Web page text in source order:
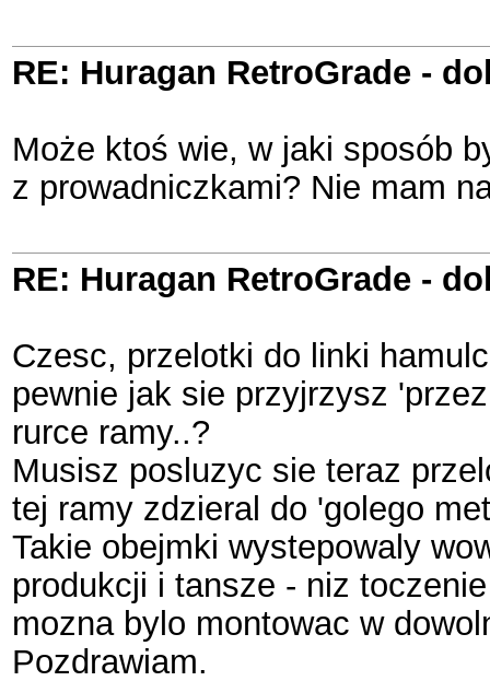
RE: Huragan RetroGrade -
Może ktoś wie, w jaki sposób
z prowadniczkami? Nie mam
RE: Huragan RetroGrade -
Czesc, przelotki do linki
pewnie jak sie przyjrzysz
rurce ramy..?
Musisz posluzyc sie teraz
tej ramy zdzieral do 'golego
Takie obejmki wystepowaly
produkcji i tansze - niz
mozna bylo montowac w
Pozdrawiam.